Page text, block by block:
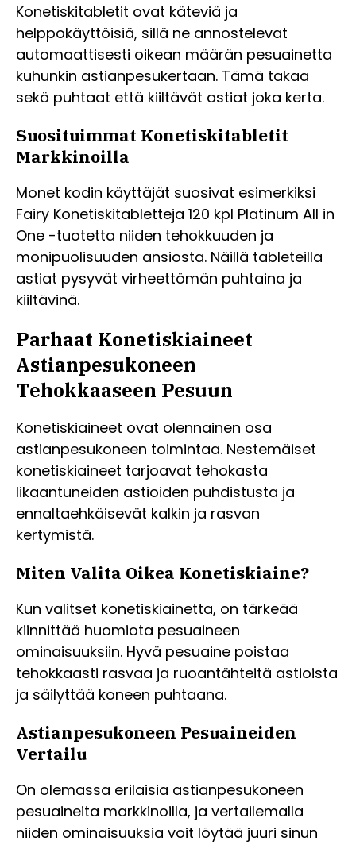
Konetiskitabletit ovat käteviä ja
helppokäyttöisiä, sillä ne annostelevat
automaattisesti oikean määrän pesuainetta
kuhunkin astianpesukertaan. Tämä takaa
sekä puhtaat että kiiltävät astiat joka kerta.
Suosituimmat Konetiskitabletit
Markkinoilla
Monet kodin käyttäjät suosivat esimerkiksi
Fairy Konetiskitabletteja 120 kpl Platinum All in
One -tuotetta niiden tehokkuuden ja
monipuolisuuden ansiosta. Näillä tableteilla
astiat pysyvät virheettömän puhtaina ja
kiiltävinä.
Parhaat Konetiskiaineet
Astianpesukoneen
Tehokkaaseen Pesuun
Konetiskiaineet ovat olennainen osa
astianpesukoneen toimintaa. Nestemäiset
konetiskiaineet tarjoavat tehokasta
likaantuneiden astioiden puhdistusta ja
ennaltaehkäisevät kalkin ja rasvan
kertymistä.
Miten Valita Oikea Konetiskiaine?
Kun valitset konetiskiainetta, on tärkeää
kiinnittää huomiota pesuaineen
ominaisuuksiin. Hyvä pesuaine poistaa
tehokkaasti rasvaa ja ruoantähteitä astioista
ja säilyttää koneen puhtaana.
Astianpesukoneen Pesuaineiden
Vertailu
On olemassa erilaisia astianpesukoneen
pesuaineita markkinoilla, ja vertailemalla
niiden ominaisuuksia voit löytää juuri sinun